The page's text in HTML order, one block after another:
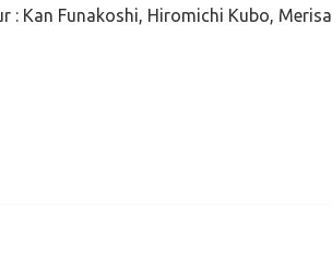
: Kan Funakoshi, Hiromichi Kubo, Merisa